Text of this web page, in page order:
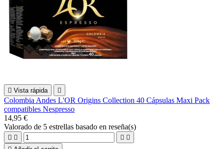
 Vista rápida 
Colombia Andes L'OR Origins Collection 40 Cápsulas Maxi Pack
compatibles Nespresso
14,95 €
Valorado de 5 estrellas basado en reseña(s)
   